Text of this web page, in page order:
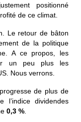
positionné
de ce climat.
Le retour de bâton
de la politique
A ce propos, les
un peu plus les
Nous verrons.
de plus de
dividendes
0,3 %